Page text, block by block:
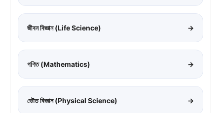
জীবন বিজ্ঞান (Life Science) →
গণিত (Mathematics) →
ভৌত বিজ্ঞান (Physical Science) →